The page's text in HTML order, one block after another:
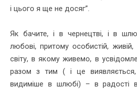
і цього я ще не досяг”.
Як бачите, і в чернецтві, і в
любові, притому особистій,
світу, в якому живемо, в
разом з тим ( і це
видиміше в шлюбі) – в радості